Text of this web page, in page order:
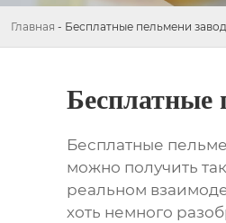
Главная - Бесплатные пельмени
Бесплатные
Бесплатные
можно получить
реальном
хоть немного